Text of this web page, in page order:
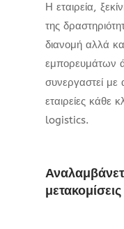
Η εταιρεία,
της
διανομή αλλά
εμπορευμάτων
συνεργαστεί με
εταιρείες κάθε
logistics.